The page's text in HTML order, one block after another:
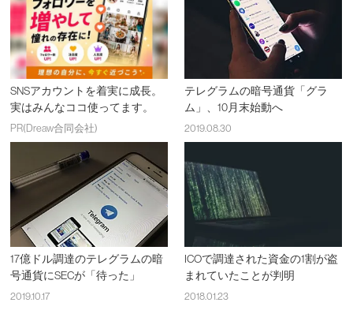
SNSアカウントを着実に成長。
実はみんなココ使ってます。
PR(Dreaw合同会社)
テレグラムの暗号通貨「グラ
ム」、10月末始動へ
2019.08.30
17億ドル調達のテレグラムの暗
号通貨にSECが「待った」
2019.10.17
ICOで調達された資金の1割が盗
まれていたことが判明
2018.01.23